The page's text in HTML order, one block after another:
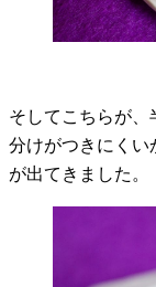
そしてこちらが、
分けがつきにくい
が出てきました。